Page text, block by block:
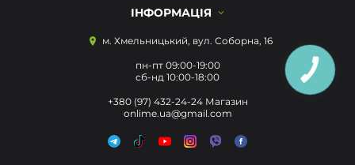
ІНФОРМАЦІЯ
м. Хмельницький, вул. Соборна, 16
пн-пт 09:00-19:00
сб-нд 10:00-18:00
+380 (97) 432-24-24 Магазин
onlime.ua@gmail.com
КНОПКА
ЗВ'ЯЗКУ